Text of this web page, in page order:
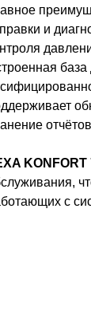
и
KONFORT
с